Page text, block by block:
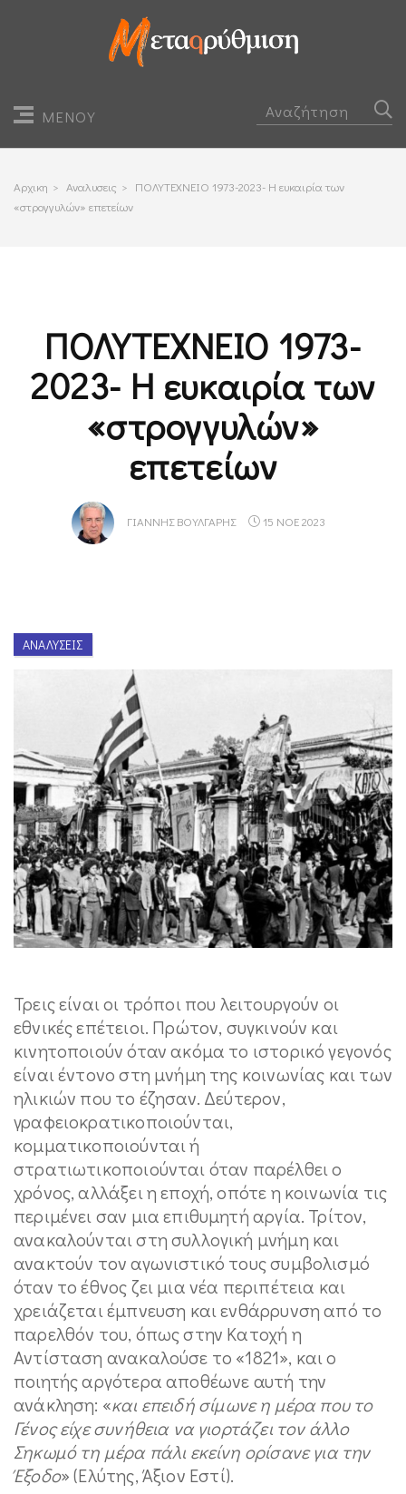
ΜΕΝΟΥ
Αρχικη > Αναλυσεις > ΠΟΛΥΤΕΧΝΕΙΟ 1973-2023- Η ευκαιρία των
«στρογγυλών» επετείων
ΠΟΛΥΤΕΧΝΕΙΟ 1973-
2023- Η ευκαιρία των
«στρογγυλών»
επετείων
ΓΙΆΝΝΗΣ ΒΟΎΛΓΑΡΗΣ 15 ΝΟΕ 2023
ΑΝΑΛΎΣΕΙΣ
Τρεις είναι οι τρόποι που λειτουργούν οι
εθνικές επέτειοι. Πρώτον, συγκινούν και
κινητοποιούν όταν ακόμα το ιστορικό γεγονός
είναι έντονο στη μνήμη της κοινωνίας και των
ηλικιών που το έζησαν. Δεύτερον,
γραφειοκρατικοποιούνται,
κομματικοποιούνται ή
στρατιωτικοποιούνται όταν παρέλθει ο
χρόνος, αλλάξει η εποχή, οπότε η κοινωνία τις
περιμένει σαν μια επιθυμητή αργία. Τρίτον,
ανακαλούνται στη συλλογική μνήμη και
ανακτούν τον αγωνιστικό τους συμβολισμό
όταν το έθνος ζει μια νέα περιπέτεια και
χρειάζεται έμπνευση και ενθάρρυνση από το
παρελθόν του, όπως στην Κατοχή η
Αντίσταση ανακαλούσε το «1821», και ο
ποιητής αργότερα αποθέωνε αυτή την
ανάκληση: «και επειδή σίμωνε η μέρα που το
Γένος είχε συνήθεια να γιορτάζει τον άλλο
Σηκωμό τη μέρα πάλι εκείνη ορίσανε για την
Έξοδο» (Ελύτης, Άξιον Εστί).